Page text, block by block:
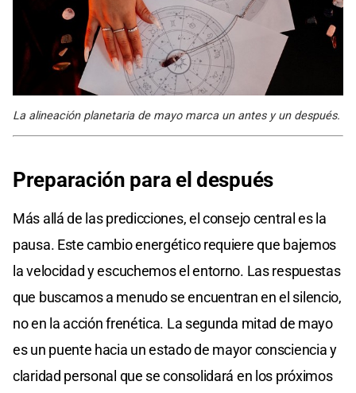
La alineación planetaria de mayo marca un antes y un después.
Preparación para el después
Más allá de las predicciones, el consejo central es la
pausa. Este cambio energético requiere que bajemos
la velocidad y escuchemos el entorno. Las respuestas
que buscamos a menudo se encuentran en el silencio,
no en la acción frenética. La segunda mitad de mayo
es un puente hacia un estado de mayor consciencia y
claridad personal que se consolidará en los próximos